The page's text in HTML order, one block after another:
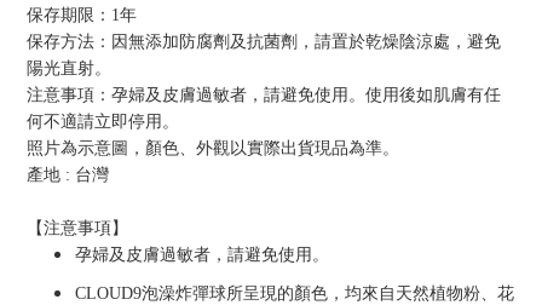
保存期限： 1年
保存方法： 因無添加防腐劑及抗菌劑，請置於乾燥陰涼處，避免
陽光直射。
注意事項：孕婦及皮膚過敏者，請避免使用 。 使用後如肌膚有任
何不適請立即停用。
照片為示意圖，顏色、外觀以實際出貨現品為準。
產地 : 台灣
【注意事項】
孕婦及皮膚過敏者，請避免使用 。
CLOUD9泡澡炸彈球所呈現的顏色，均來自天然植物粉、花